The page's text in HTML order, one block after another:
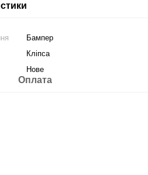
Бампер
Кліпса
Нове
Оплата